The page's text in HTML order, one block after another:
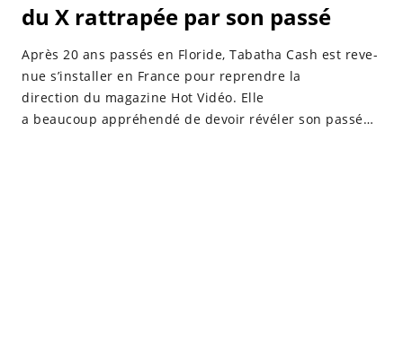
du X rattrapée par son passé
Après 20 ans passés en Floride, Taba­tha Cash est reve­
nue s’ins­tal­ler en France pour reprendre la
direction du maga­zine Hot Vidéo. Elle
a beaucoup appréhendé de devoir révéler son passé